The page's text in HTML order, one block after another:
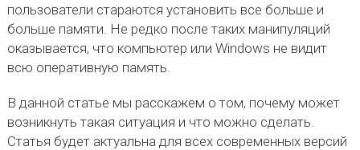
пользователи стараются установить все больше и
больше памяти. Не редко после таких манипуляций
оказывается, что компьютер или Windows не видит
всю оперативную память.
В данной статье мы расскажем о том, почему может
возникнуть такая ситуация и что можно сделать.
Статья будет актуальна для всех современных версий